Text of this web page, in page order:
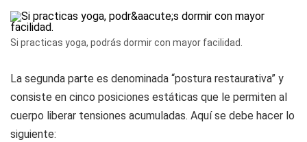
Si practicas yoga, podrás dormir con mayor facilidad.
La segunda parte es denominada “postura restaurativa” y
consiste en cinco posiciones estáticas que le permiten al
cuerpo liberar tensiones acumuladas. Aquí se debe hacer lo
siguiente: